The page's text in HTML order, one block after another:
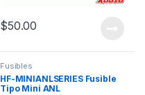
$50.00
Fusibles
HF-MINIANLSERIES Fusible
Tipo Mini ANL